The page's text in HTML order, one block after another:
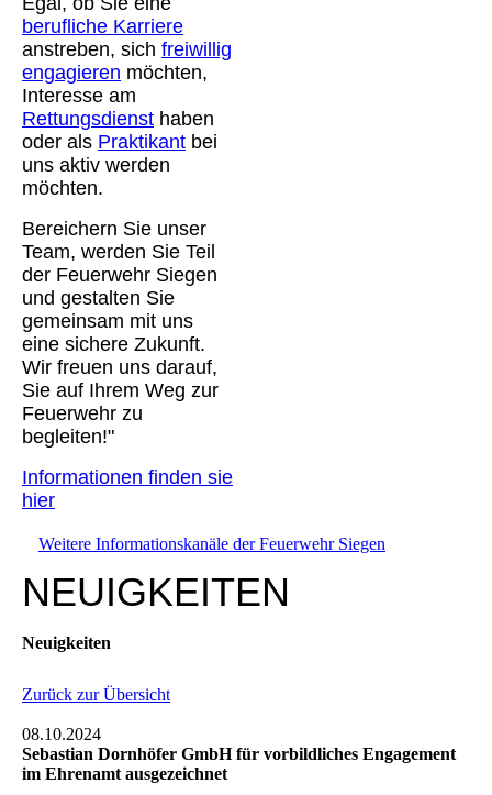
berufliche Karriere
anstreben, sich freiwillig
engagieren möchten,
Interesse am
Rettungsdienst haben
oder als Praktikant bei
uns aktiv werden
möchten.
Bereichern Sie unser
Team, werden Sie Teil
der Feuerwehr Siegen
und gestalten Sie
gemeinsam mit uns
eine sichere Zukunft.
Wir freuen uns darauf,
Sie auf Ihrem Weg zur
Feuerwehr zu
begleiten!"
Informationen finden sie
hier
Weitere Informationskanäle der Feuerwehr Siegen
NEUIGKEITEN
Neuigkeiten
Zurück zur Übersicht
08.10.2024
Sebastian Dornhöfer GmbH für vorbildliches Engagement
im Ehrenamt ausgezeichnet